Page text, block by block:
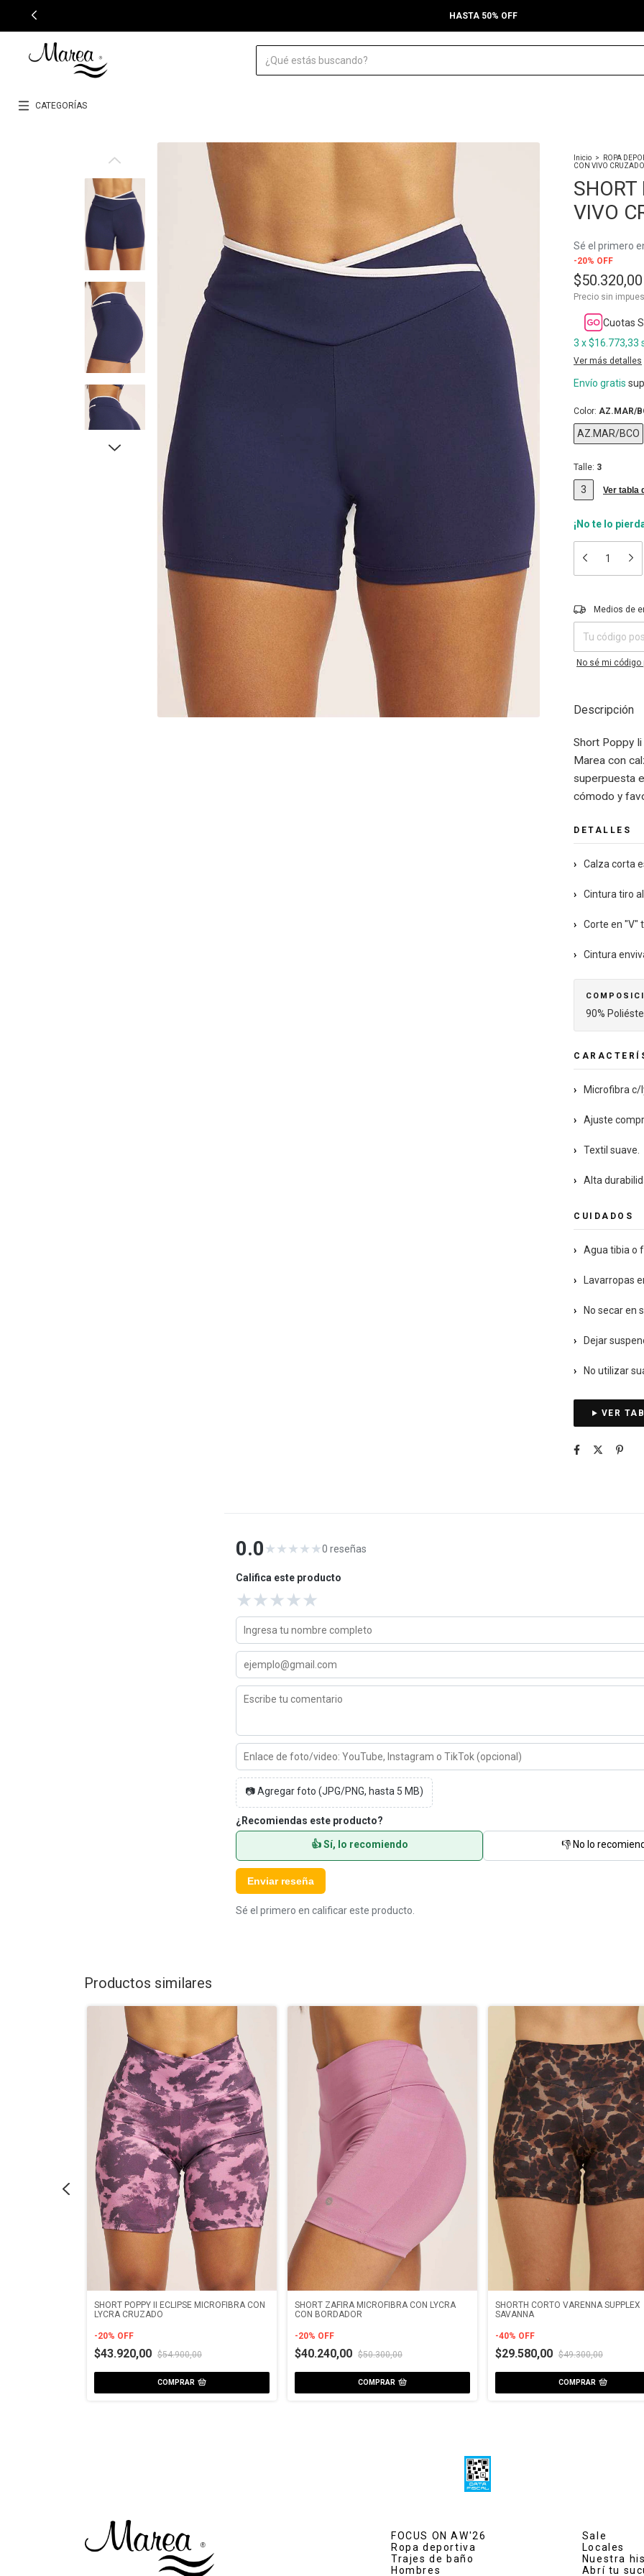
ENVÍOS A TODO EL PAÍS
CATEGORÍAS
Inicio >
ROPA
CON VIVO CRUZADO
SHORT
VIVO
Sé el primero
-20% OFF
$50.320,00
Precio sin
Cuotas
3 x$16.773,33
Ver más detalles
Envío gratis
Color: AZ.MAR/
AZ.MAR/BCO
Talle: 3
3 Ver tabla
¡No te lo
Entregas para el
Medios de
No sé mi código
Descripción
Short Poppy
Marea con
superpuesta
cómodo y
DETALLES
› Calza corta
› Cintura tiro
› Corte en "V"
› Cintura
90%
› Microfibra c/
› Ajuste
› Textil suave.
› Alta
CUIDADOS
› Agua tibia o
› Lavarropas
› No secar en
› Dejar
› No utilizar
VER
0.0★★★★★0 reseñas
Califica este producto
★★★★★
📷 Agregar foto (JPG/PNG, hasta 5 MB)
¿Recomiendas este producto?
👍 Sí, lo recomiendo 👎 No lo
Enviar reseña
Sé el primero en calificar este producto.
Productos similares
SHORT POPPY II ECLIPSE MICROFIBRA CON
LYCRA CRUZADO
-20% OFF
$43.920,00 $54.900,00
COMPRAR
SHORT ZAFIRA MICROFIBRA CON LYCRA
CON BORDADOR
-20% OFF
$40.240,00 $50.300,00
COMPRAR
SHORTH CORTO VARENNA SUPPLEX
SAVANNA
-40% OFF
$29.580,00 $49.300,00
COMPRAR
FOCUS ON AW'26
Ropa deportiva
Trajes de baño
Hombres
Sale
Locales
Nuestra
Abrí tu